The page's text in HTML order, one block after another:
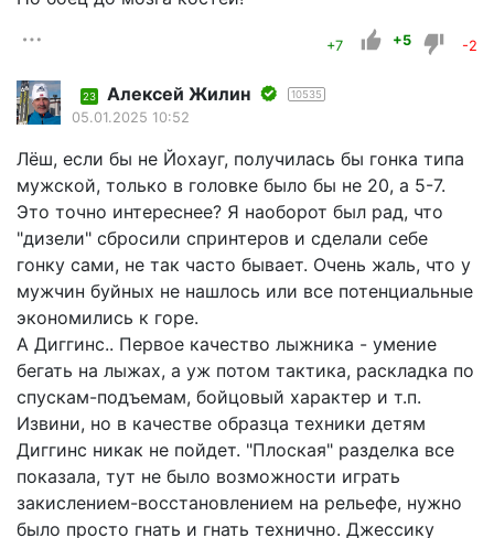
+7 +5 -2
23 Алексей Жилин 10535
05.01.2025 10:52
Лёш, если бы не Йохауг, получилась бы гонка типа
мужской, только в головке было бы не 20, а 5-7.
Это точно интереснее? Я наоборот был рад, что
"дизели" сбросили спринтеров и сделали себе
гонку сами, не так часто бывает. Очень жаль, что у
мужчин буйных не нашлось или все потенциальные
экономились к горе.
А Диггинс.. Первое качество лыжника - умение
бегать на лыжах, а уж потом тактика, раскладка по
спускам-подъемам, бойцовый характер и т.п.
Извини, но в качестве образца техники детям
Диггинс никак не пойдет. "Плоская" разделка все
показала, тут не было возможности играть
закислением-восстановлением на рельефе, нужно
было просто гнать и гнать технично. Джессику